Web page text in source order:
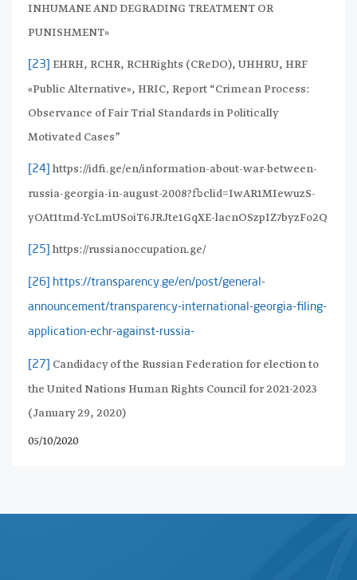
INHUMANE AND DEGRADING TREATMENT OR
PUNISHMENT»
[23] EHRH, RCHR, RCHRights (CReDO), UHHRU, HRF
«Public Alternative», HRIC, Report “Crimean Process:
Observance of Fair Trial Standards in Politically
Motivated Cases”
[24] https://idfi.ge/en/information-about-war-between-
russia-georgia-in-august-2008?fbclid=IwAR1MIewuzS-
yOAt1tmd-YcLmUSoiT6JRJte1GqXE-lacnOSzpIZ7byzFo2Q
[25] https://russianoccupation.ge/
[26] https://transparency.ge/en/post/general-
announcement/transparency-international-georgia-filing-
application-echr-against-russia-
[27]
Candidacy of the Russian Federation for election to
the United Nations Human Rights Council for 2021-2023
(January 29, 2020)
05/10/2020